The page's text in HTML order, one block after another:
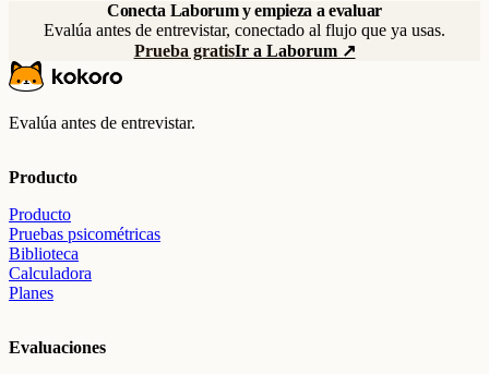
Conecta Laborum y empieza a evaluar
Evalúa antes de entrevistar, conectado al flujo que ya usas.
Prueba gratisIr a Laborum ↗
Evalúa antes de entrevistar.
Producto
Producto
Pruebas psicométricas
Biblioteca
Calculadora
Planes
Evaluaciones